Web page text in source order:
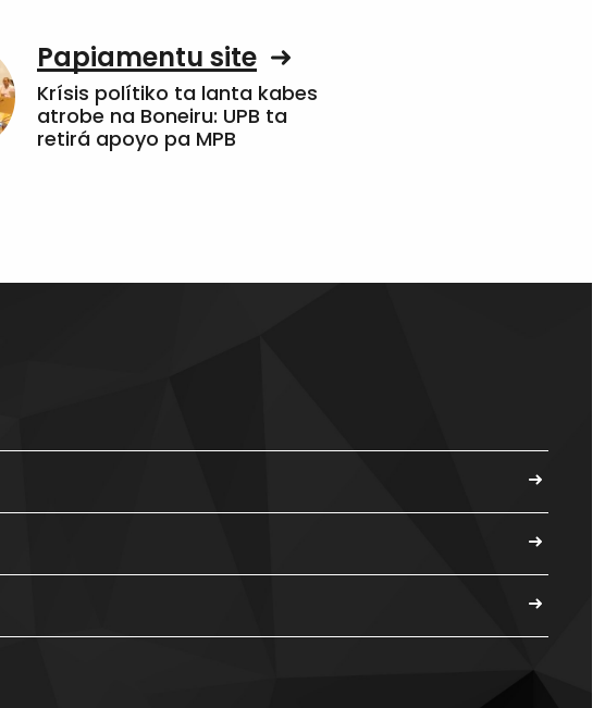
Papiamentu site
Krísis polítiko ta lanta kabes
atrobe na Boneiru: UPB ta
retirá apoyo pa MPB